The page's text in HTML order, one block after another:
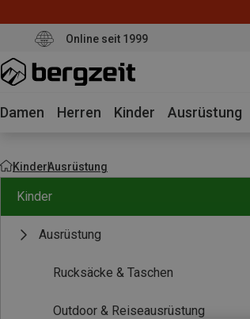
Online seit 1999
Damen Herren Kinder Ausrüstung
KinderAusrüstung
Kinder
Ausrüstung
Rucksäcke & Taschen
Outdoor & Reiseausrüstung